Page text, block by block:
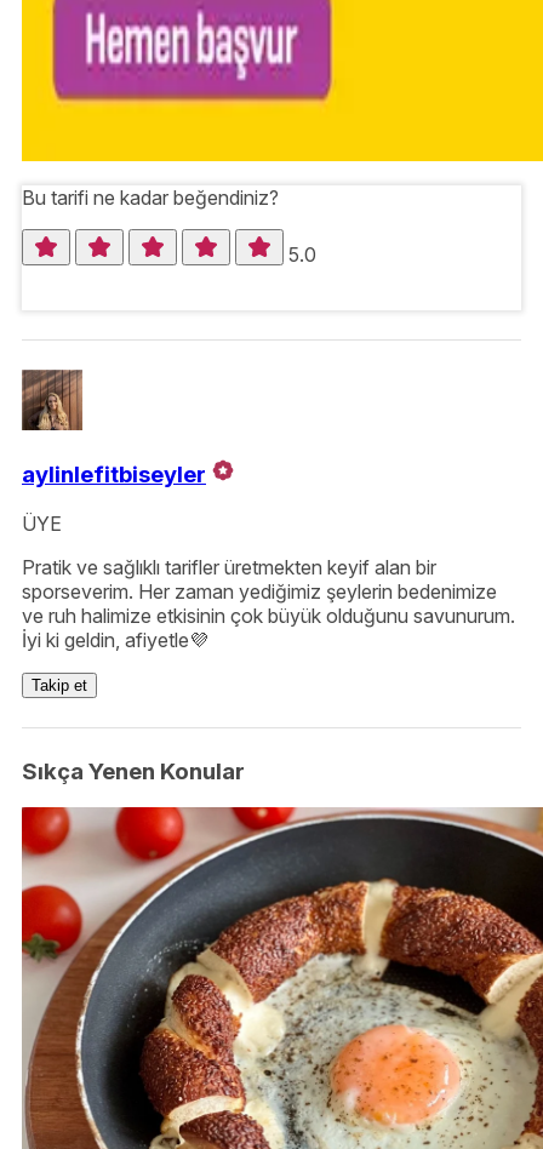
Bu tarifi ne kadar beğendiniz?
5.0
aylinlefitbiseyler
ÜYE
Pratik ve sağlıklı tarifler üretmekten keyif alan bir
sporseverim. Her zaman yediğimiz şeylerin bedenimize
ve ruh halimize etkisinin çok büyük olduğunu savunurum.
İyi ki geldin, afiyetle💜
Takip et
Sıkça Yenen Konular